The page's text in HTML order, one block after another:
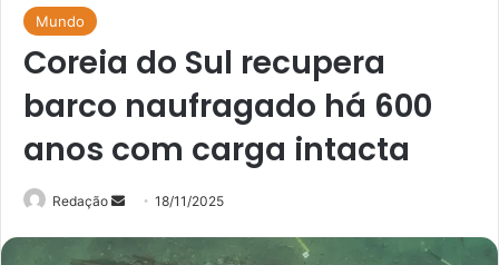
Mundo
Coreia do Sul recupera
barco naufragado há 600
anos com carga intacta
Redação
Mande
e-
18/11/2025